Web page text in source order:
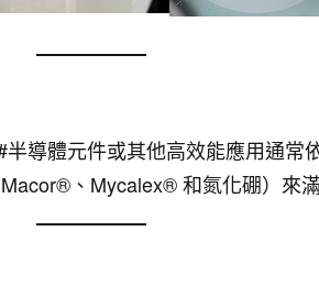
導體元件或其他高效能應用通常
、Mycalex® 和氮化硼）來